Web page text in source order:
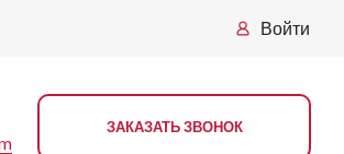
Войти
ЗАКАЗАТЬ ЗВОНОК